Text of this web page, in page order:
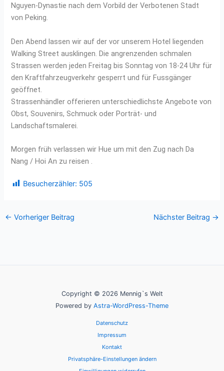
Nguyen-Dynastie nach dem Vorbild der Verbotenen Stadt
von Peking.
Den Abend lassen wir auf der vor unserem Hotel liegenden
Walking Street ausklingen. Die angrenzenden schmalen
Strassen werden jeden Freitag bis Sonntag von 18-24 Uhr für
den Kraftfahrzeugverkehr gesperrt und für Fussgänger
geöffnet.
Strassenhändler offerieren unterschiedlichste Angebote von
Obst, Souvenirs, Schmuck oder Porträt- und
Landschaftsmalerei.
Morgen früh verlassen wir Hue um mit den Zug nach Da
Nang / Hoi An zu reisen .
Besucherzähler: 505
← Vorheriger Beitrag Nächster Beitrag →
Copyright © 2026 Mennig`s Welt
Powered by Astra-WordPress-Theme
Datenschutz
Impressum
Kontakt
Privatsphäre-Einstellungen ändern